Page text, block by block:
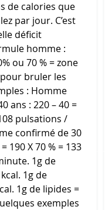
de calories que
par jour. C’est
déficit
homme :
ou 70 % = zone
bruler les
: Homme
ans : 220 – 40 =
pulsations /
confirmé de 30
190 X 70 % = 133
1g de
1g de
1g de lipides =
exemples